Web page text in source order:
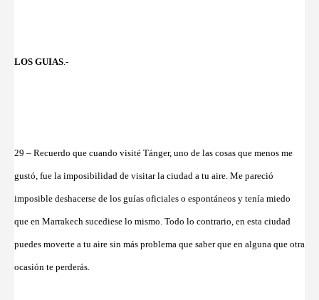
LOS GUIAS .-
29 – Recuerdo que cuando visité Tánger, uno de las cosas que menos me
gustó, fue la imposibilidad de visitar la ciudad a tu aire. Me pareció
imposible deshacerse de los guías oficiales o espontáneos y tenía miedo
que en Marrakech sucediese lo mismo. Todo lo contrario, en esta ciudad
puedes moverte a tu aire sin más problema que saber que en alguna que otra
ocasión te perderás.